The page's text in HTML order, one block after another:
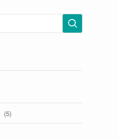
(5)